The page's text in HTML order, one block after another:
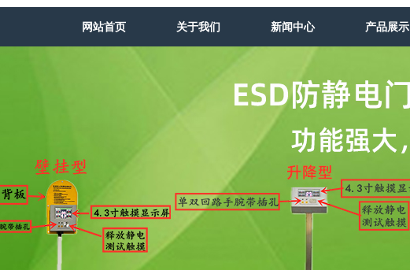
网站首页 关于我们 新闻中心 产品展示